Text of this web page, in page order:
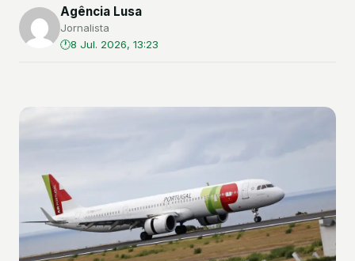
Agência Lusa
Jornalista
8 Jul. 2026, 13:23